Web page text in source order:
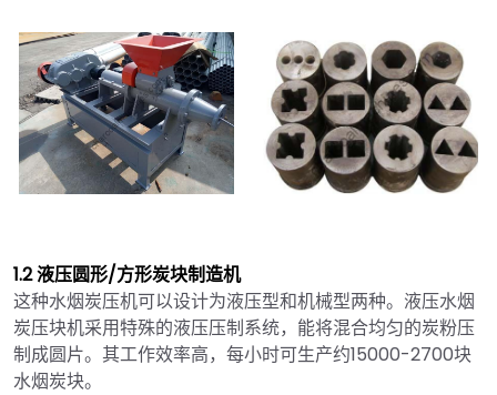
1.2 液压圆形/方形炭块制造机
这种水烟炭压机可以设计为液压型和机械型两种。液压水烟
炭压块机采用特殊的液压压制系统，能将混合均匀的炭粉压
制成圆片。其工作效率高，每小时可生产约15000-2700块
水烟炭块。